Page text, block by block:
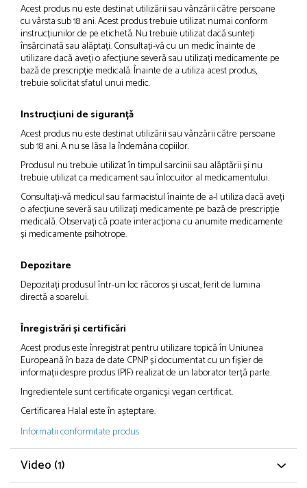
Acest produs nu este destinat utilizării sau vânzării către persoane
cu vârsta sub 18 ani. Acest produs trebuie utilizat numai conform
instrucțiunilor de pe etichetă. Nu trebuie utilizat dacă sunteți
însărcinată sau alăptați. Consultați-vă cu un medic înainte de
utilizare dacă aveți o afecțiune severă sau utilizați medicamente pe
bază de prescripție medicală. Înainte de a utiliza acest produs,
trebuie solicitat sfatul unui medic.
Instrucțiuni de siguranță
Acest produs nu este destinat utilizării sau vânzării către persoane
sub 18 ani. A nu se lăsa la îndemâna copiilor.
Produsul nu trebuie utilizat în timpul sarcinii sau alăptării și nu
trebuie utilizat ca medicament sau înlocuitor al medicamentului.
Consultați-vă medicul sau farmacistul înainte de a-l utiliza dacă aveți
o afecțiune severă sau utilizați medicamente pe bază de prescripție
medicală. Observați că poate interacționa cu anumite medicamente
și medicamente psihotrope.
Depozitare
Depozitați produsul într-un loc răcoros și uscat, ferit de lumina
directă a soarelui.
Înregistrări și certificări
Acest produs este înregistrat pentru utilizare topică în Uniunea
Europeană în baza de date CPNP și documentat cu un fișier de
informații despre produs (PIF) realizat de un laborator terță parte.
Ingredientele suntcertificate organicșivegan certificat.
Certificarea Halal este în așteptare.
Informatii conformitate produs
Video (1)